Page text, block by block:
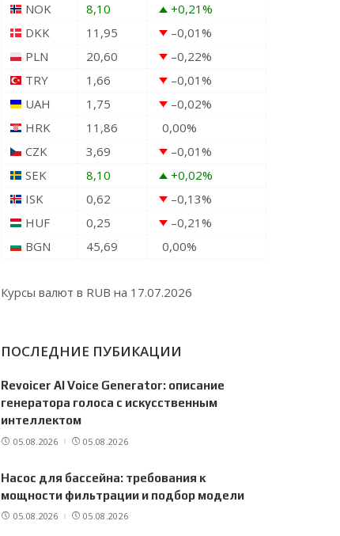
NOK
8,10 +0,21%
DKK
11,95 –0,01%
PLN
20,60 –0,22%
TRY
1,66 –0,01%
UAH
1,75 –0,02%
HRK
11,86 0,00%
CZK
3,69 –0,01%
SEK
8,10 +0,02%
ISK
0,62 –0,13%
HUF
0,25 –0,21%
BGN
45,69 0,00%
Курсы валют в RUB на 17.07.2026
ПОСЛЕДНИЕ ПУБИКАЦИИ
Revoicer AI Voice Generator: описание
генератора голоса с искусственным
интеллектом
05.08.2026 05.08.2026
Насос для бассейна: требования к
мощности фильтрации и подбор модели
05.08.2026 05.08.2026